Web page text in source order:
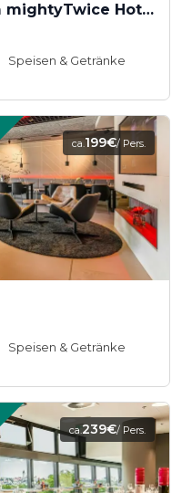
Halbtagespauschale im mightyTwice Hotel Dresden
Speisen & Getränke
ca.199€/ Pers.
Speisen & Getränke
ca.239€/ Pers.